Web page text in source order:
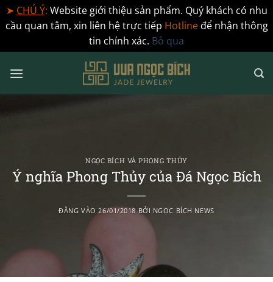
➤ CHÚ Ý: Website giới thiệu sản phẩm. Quý khách có nhu
cầu quan tâm, xin liên hệ trực tiếp Hotlineđể nhận thông
tin chính xác. Bỏ qua
qua
NGỌC BÍCH VÀ PHONG THỦY
Ý nghĩa Phong Thủy của Đá Ngọc Bích
ĐĂNG VÀO 26/01/2018 BỞI NGỌC BÍCH NEWS